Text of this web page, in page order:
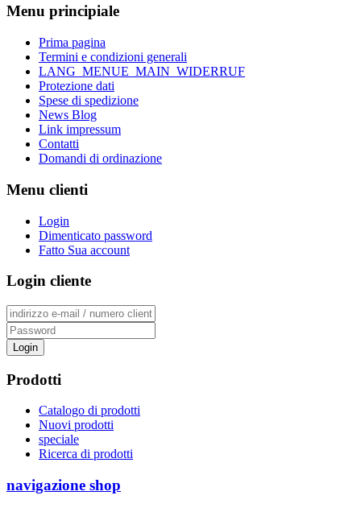
Menu principiale
Prima pagina
Termini e condizioni generali
LANG_MENUE_MAIN_WIDERRUF
Protezione dati
Spese di spedizione
News Blog
Link impressum
Contatti
Domandi di ordinazione
Menu clienti
Login
Dimenticato password
Fatto Sua account
Login cliente
Login
Prodotti
Catalogo di prodotti
Nuovi prodotti
speciale
Ricerca di prodotti
navigazione shop